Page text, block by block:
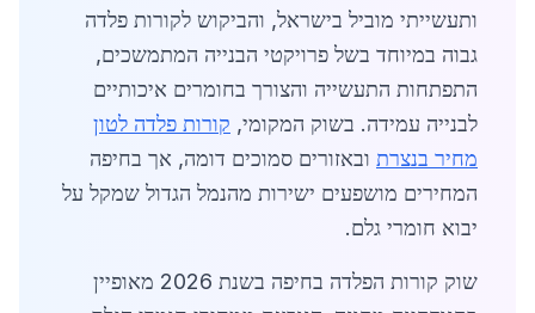
ותעשייתי מוביל בישראל, והביקוש לקורות פלדה
גבוה במיוחד בשל פרויקטי הבנייה המתמשכים,
התפתחות התעשייה והצורך בחומרים איכותיים
לבנייה עמידה. בשוק המקומי, קורות פלדה לטון
מחיר בנצרת ובאזורים סמוכים דומה, אך בחיפה
המחירים מושפעים ישירות מהנמל הגדול שמקל על
יבוא חומרי גלם.
שוק קורות הפלדה בחיפה בשנת 2026 מאופיין